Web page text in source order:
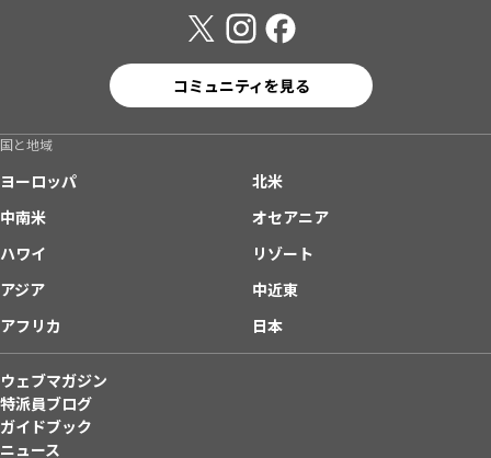
コミュニティを見る
国と地域
ヨーロッパ
北米
中南米
オセアニア
ハワイ
リゾート
アジア
中近東
アフリカ
日本
ウェブマガジン
特派員ブログ
ガイドブック
ニュース